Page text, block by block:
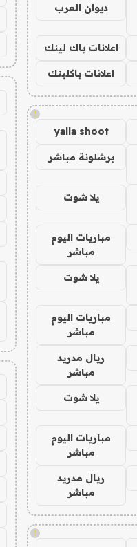
ديوان العرب
اعلانات باك لينك
اعلانات باكلينك
!
yalla shoot
برشلونة مباشر
يلا شوت
مباريات اليوم
مباشر
يلا شوت
مباريات اليوم
مباشر
ريال مدريد
مباشر
يلا شوت
مباريات اليوم
مباشر
ريال مدريد
مباشر
!